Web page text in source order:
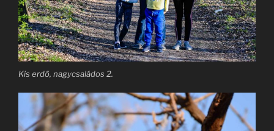
Kis erdő, nagycsaládos 2.